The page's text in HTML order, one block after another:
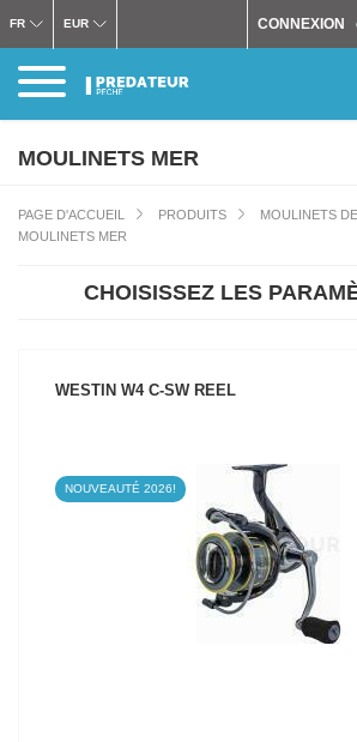
CONNEXION
FR EUR
MOULINETS MER
PAGE D'ACCUEIL PRODUITS
MOULINETS
MOULINETS MER
CHOISISSEZ LES
WESTIN W4 C-SW REEL
NOUVEAUTÉ 2026!
VOIR LE PRODUIT